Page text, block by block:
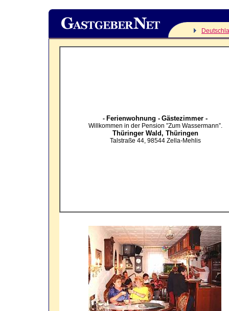
- Ferienwohnung - Gästezimmer -
Willkommen in der Pension ”Zum Wassermann”.
Thüringer Wald, Thüringen
Talstraße 44, 98544 Zella-Mehlis